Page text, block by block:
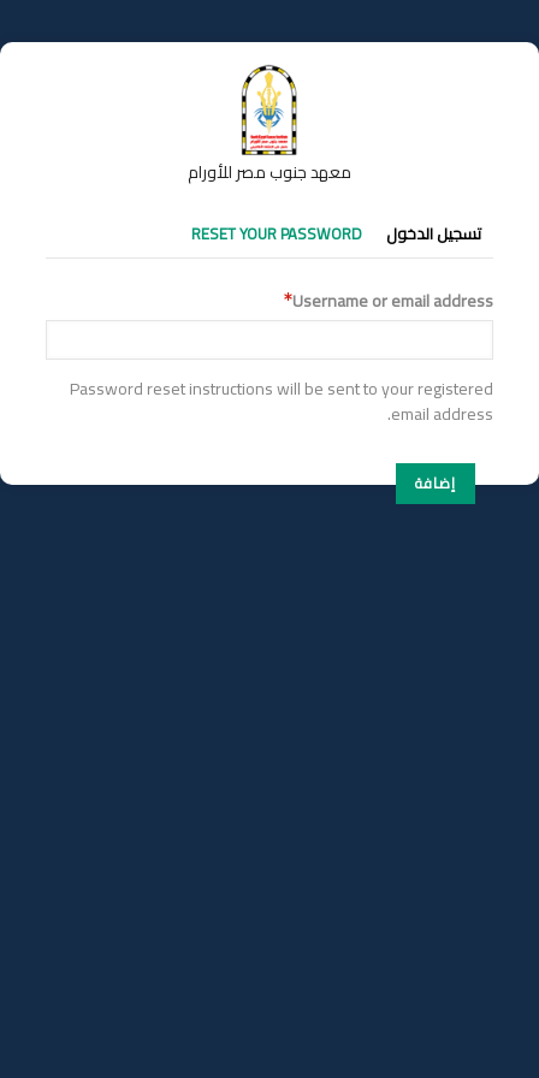
إلى
المحتوى
معهد جنوب مصر للأورام
التبويبات
الأساسية
تسجيل الدخول RESET YOUR PASSWORD
Username or email address
Password reset instructions will be sent to your registered
email address.